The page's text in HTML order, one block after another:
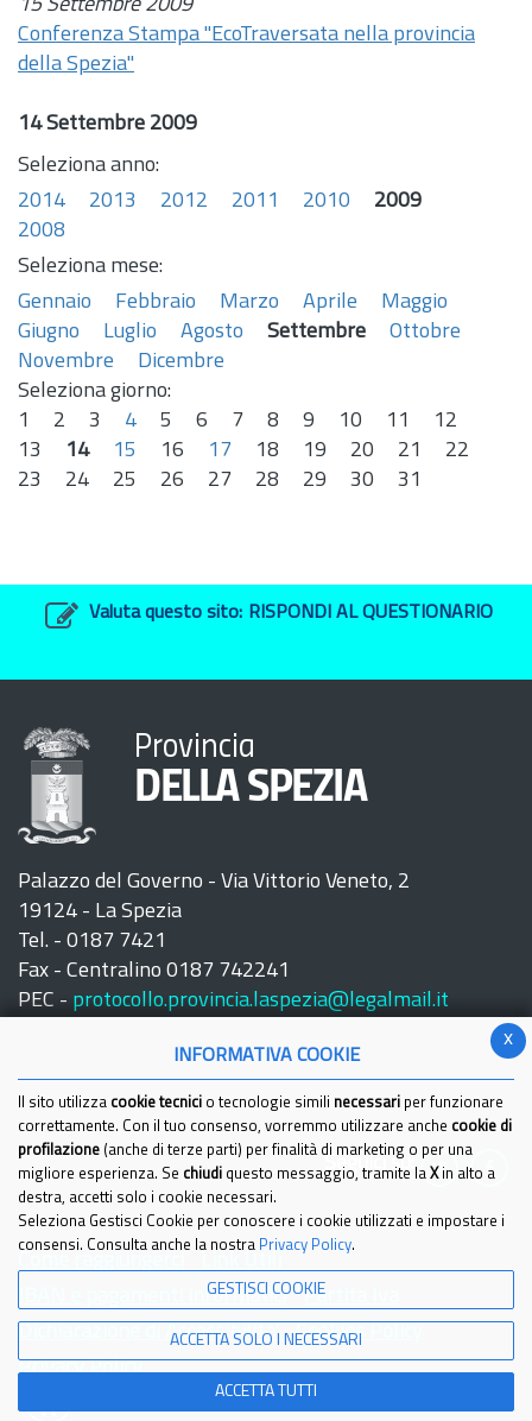
15 Settembre 2009
Conferenza Stampa "EcoTraversata nella provincia
della Spezia"
14 Settembre 2009
Seleziona anno:
2014
2013 2012 2011 2010
2009
2008
Seleziona mese:
Gennaio
Febbraio Marzo Aprile
Maggio
Giugno
Luglio Agosto Settembre
Ottobre
Novembre
Dicembre
Seleziona giorno:
1
2 3 4 5 6 7 8 9 10 11
12
13
14 15 16 17 18 19 20 21
22
23
24 25 26 27 28 29 30 31
Valuta questo sito: RISPONDI AL QUESTIONARIO
Provincia
DELLA SPEZIA
Palazzo del Governo - Via Vittorio Veneto, 2
19124 - La Spezia
Tel. - 0187 7421
Fax - Centralino 0187 742241
PEC - protocollo.provincia.laspezia@legalmail.it
Seguici su:
IBAN e pagamenti informatici
Partita Iva
Dichiarazione di Accessibilita'
Cookies Policy
Privacy Policy
© 2021 Provincia della Spezia - Tutti i diritti riservati
x
INFORMATIVA COOKIE
Il sito utilizza cookie tecnici o tecnologie simili necessari per funzionare
correttamente. Con il tuo consenso, vorremmo utilizzare anche cookie di
profilazione (anche di terze parti) per finalità di marketing o per una
migliore esperienza. Se chiudi questo messaggio, tramite la Xin alto a
destra, accetti solo i cookie necessari.
Seleziona Gestisci Cookie per conoscere i cookie utilizzati e impostare i
consensi. Consulta anche la nostra Privacy Policy.
GESTISCI COOKIE
ACCETTA SOLO I NECESSARI
ACCETTA TUTTI